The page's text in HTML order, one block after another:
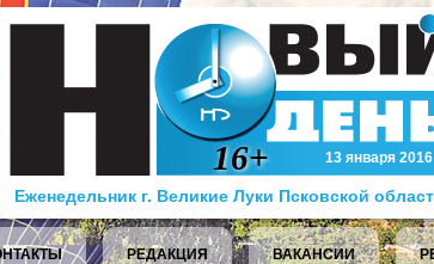
16+ 13 января 2016
Еженедельник г. Великие Луки Псковской
РЕДАКЦИЯ ВАКАНСИИ